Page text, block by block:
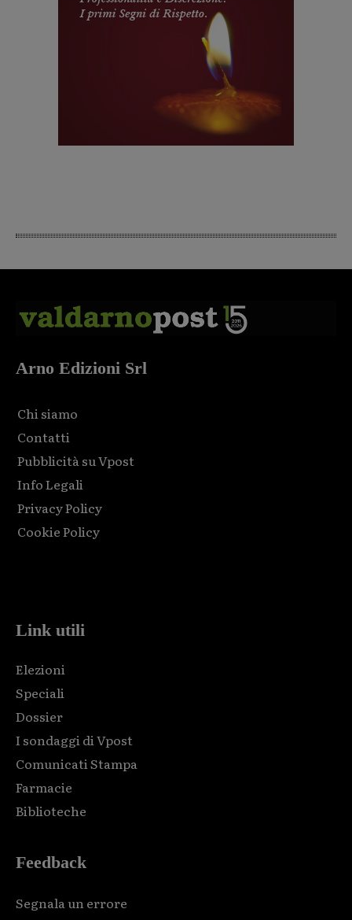
Arno Edizioni Srl
Chi siamo
Contatti
Pubblicità su Vpost
Info Legali
Privacy Policy
Cookie Policy
Link utili
Elezioni
Speciali
Dossier
I sondaggi di Vpost
Comunicati Stampa
Farmacie
Biblioteche
Feedback
Segnala un errore